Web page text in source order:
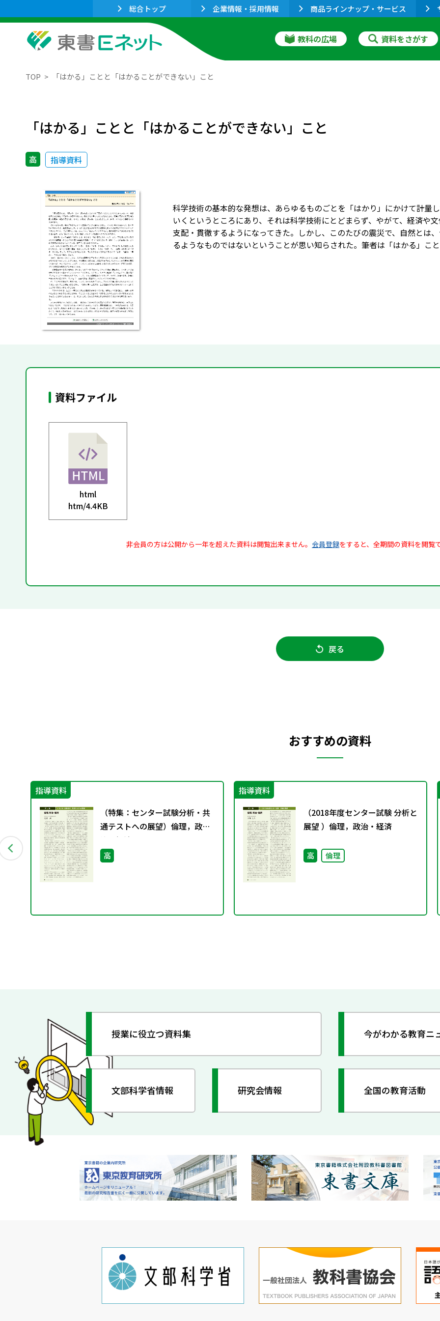
総合トップ 企業情報・採用情報 商品ラインナップ・サービス
教科の広場 資料をさがす
TOP 「はかる」ことと「はかることができない」こと
「はかる」ことと「はかることができない」こと
高 指導資料
科学技術の基本的な発想は、あらゆるものごとを「はかり」にかけて計量
いくというところにあり、それは科学技術にとどまらず、やがて、経済や
支配・貫徹するようになってきた。しかし、このたびの震災で、自然とは
るようなものではないということが思い知らされた。筆者は「はかる」こ
資料ファイル
html
htm/4.4KB
非会員の方は公開から一年を超えた資料は閲覧出来ません。 会員登録をすると、全期間の資料を閲覧
戻る
おすすめの資料
指導資料
（特集：センター試験分析・共
通テストへの展望）倫理，政
治・経済
高
指導資料
（2018年度センター試験 分析と
展望 ）倫理，政治・経済
高 倫理
授業に役立つ資料集 今がわかる教育ニ
文部科学省情報 研究会情報 全国の教育活動